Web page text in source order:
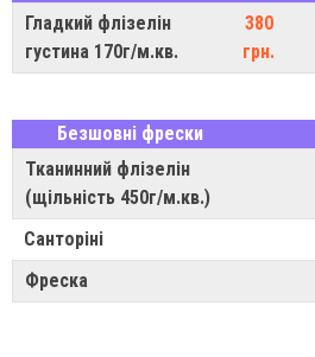
Гладкий флізелін
густина 170г/м.кв.
380
грн.
Безшовні фрески
Тканинний флізелін
(щільність 450г/м.кв.)
Санторіні
Фреска